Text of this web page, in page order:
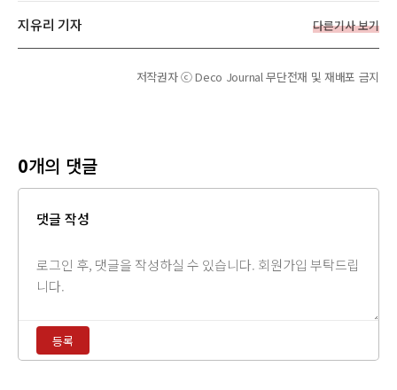
지유리 기자 다른기사 보기
저작권자 ⓒ Deco Journal 무단전재 및 재배포 금지
0개의 댓글
댓글 작성
력
등록